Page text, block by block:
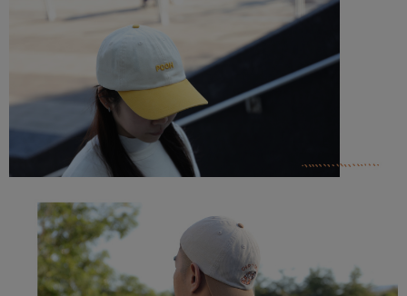
３．未成年的使用者請事先徵得法定代理人或監護人之同意方可使用
「AFTEE先享後付」，若未經同意申辦者引起之損失，本公司不負相關責
４．使用「AFTEE先享後付」時，將依據個別帳號之用戶狀況，依本公司即
時審查核予不同之上限額度；若仍有額度不足之情形，本公司將視審查結果
請求用戶進行身份認證。
５．嚴禁一人註冊多個帳號或使用他人資訊註冊。若發現惡意使用之情形，
恩沛科技股份有限公司將有權停止該用戶之使用額度並採取法律行動。
7-11取貨付款
每筆NT$80，滿NT$599(含以上)免運費
每筆NT$80，滿NT$599(含以上)免運費
普通付款後7-11取貨
每筆NT$80，滿NT$599(含以上)免運費
每筆NT$80，滿NT$599(含以上)免運費
每筆NT$100，滿NT$999(含以上)免運費